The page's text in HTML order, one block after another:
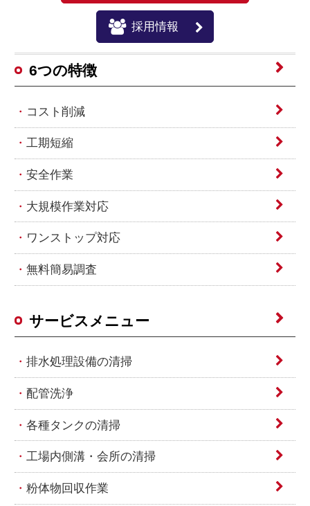
採用情報
6つの特徴
コスト削減
工期短縮
安全作業
大規模作業対応
ワンストップ対応
無料簡易調査
サービスメニュー
排水処理設備の清掃
配管洗浄
各種タンクの清掃
工場内側溝・会所の清掃
粉体物回収作業